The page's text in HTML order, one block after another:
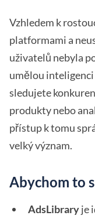
Vzhledem k
platformami a
uživatelů nebyla
umělou inteligenci
sledujete
produkty nebo
přístup k tomu
velký význam.
Abychom to
AdsLibraryje